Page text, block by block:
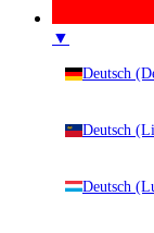
▼
Deutsch
Deutsch
Deutsch